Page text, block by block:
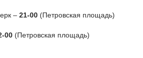
– 21-00 (Петровская площадь)
00 (Петровская площадь)